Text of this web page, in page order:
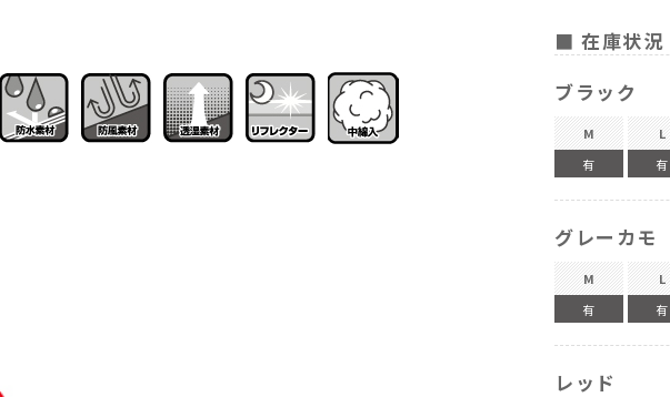
■ 在庫状況
ブラック
M
有
L
有
グレーカモ
M
有
L
有
レッド